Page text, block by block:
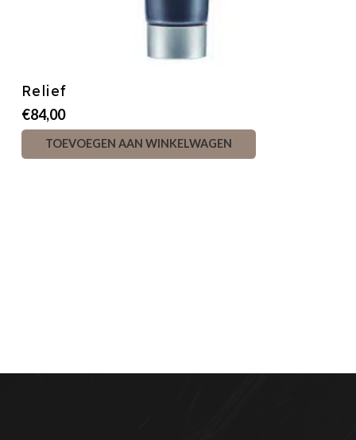
Relief
€84,00
TOEVOEGEN AAN WINKELWAGEN